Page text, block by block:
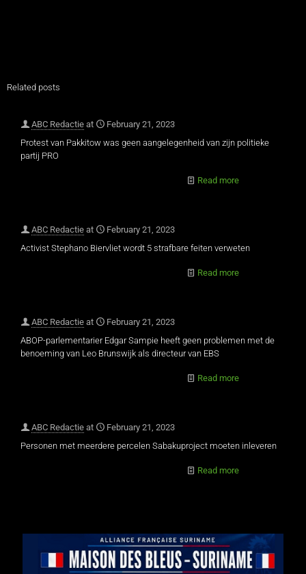
Related posts
ABC Redactie at
February 21, 2023
Protest van Pakkitow was geen aangelegenheid van zijn politieke
partij PRO
Read more
ABC Redactie at
February 21, 2023
Activist Stephano Biervliet wordt 5 strafbare feiten verweten
Read more
ABC Redactie at
February 21, 2023
ABOP-parlementarier Edgar Sampie heeft geen problemen met de
benoeming van Leo Brunswijk als directeur van EBS
Read more
ABC Redactie at
February 21, 2023
Personen met meerdere percelen Sabakuproject moeten inleveren
Read more